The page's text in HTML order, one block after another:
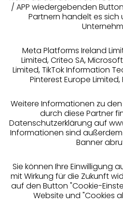
Rechtliches
Alle Preise inkl. MwSt., zzgl.
/ APP wiedergebenden Button
Partnern handelt es
Meta Platforms Ireland
Limited, Criteo SA,
Limited, TikTok Information
Pinterest Europe Limited,
Weitere Informationen zu
durch diese Partner
Datenschutzerklärung auf
Informationen sind außerdem
Banner
Sie können Ihre Einwilligung
mit Wirkung für die Zukunft
auf den Button "Cookie-
Website und "Cookies